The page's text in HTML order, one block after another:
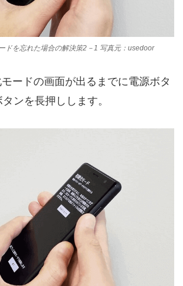
ドを忘れた場合の解決策2－1 写真元：usedoor
ードの画面が出るまでに電源ボタ
ンを長押しします。